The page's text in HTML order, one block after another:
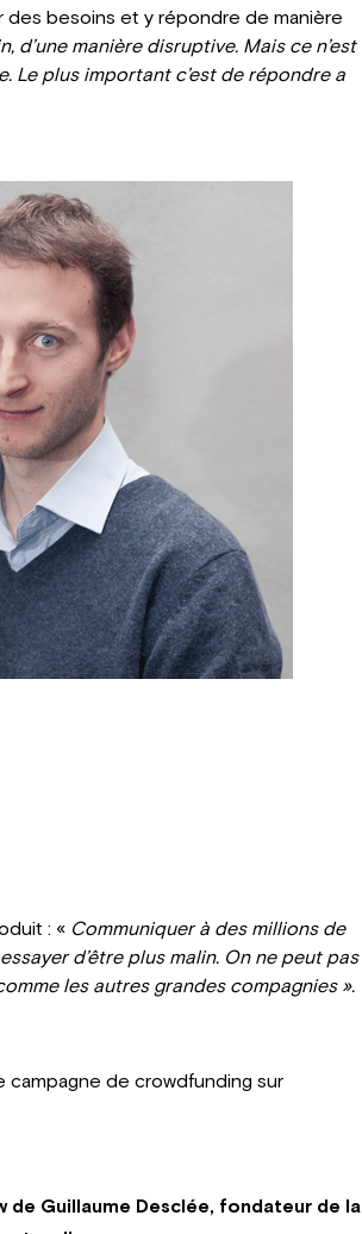
besoins et y répondre de manière
d’une manière disruptive. Mais ce n’est
Le plus important c’est de répondre a
: « Communiquer à des millions de
d’être plus malin. On ne peut pas
les autres grandes compagnies ».
campagne de crowdfunding sur
de Guillaume Desclée, fondateur de la